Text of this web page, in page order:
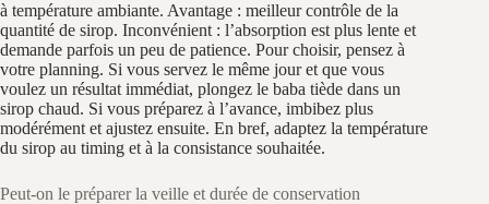
à température ambiante. Avantage : meilleur contrôle de la
quantité de sirop. Inconvénient : l’absorption est plus lente et
demande parfois un peu de patience. Pour choisir, pensez à
votre planning. Si vous servez le même jour et que vous
voulez un résultat immédiat, plongez le baba tiède dans un
sirop chaud. Si vous préparez à l’avance, imbibez plus
modérément et ajustez ensuite. En bref, adaptez la température
du sirop au timing et à la consistance souhaitée.
Peut-on le préparer la veille et durée de conservation